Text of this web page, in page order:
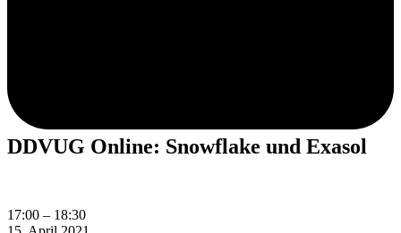
DDVUG Online: Snowflake und Exasol
DDVUG
17:00 – 18:30